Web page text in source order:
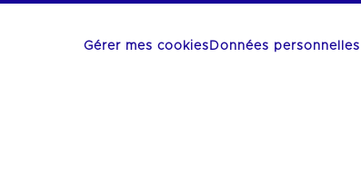
Gérer mes cookies Données personnelles